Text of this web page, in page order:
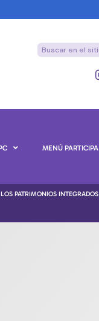
MENÚ PARTICIPA
PATRIMONIOS INTEGRADOS